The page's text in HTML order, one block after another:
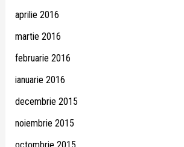
aprilie 2016
martie 2016
februarie 2016
ianuarie 2016
decembrie 2015
noiembrie 2015